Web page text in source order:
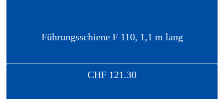
Führungsschiene F 110, 1,1 m lang
CHF 121.30